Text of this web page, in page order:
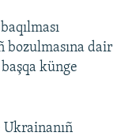
bozulmasına dair
başqa künge
Ukrainanıñ